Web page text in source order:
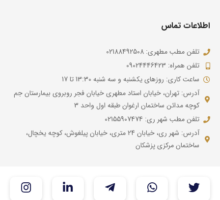
اطلاعات تماس
تلفن مطب مطهری: 02188492508
تلفن همراه: 09024446423
ساعت کاری: روزهای یکشنبه و سه شنبه 13:30 تا 17
آدرس: تهران، خیابان استاد مطهری خیابان فجر روبروی بیمارستان جم
کوچه مدائن ساختمان ارغوان طبقه اول واحد 3
تلفن مطب شهر ری: 02155907474
آدرس: شهر ری، خیابان 24 متری، خیابان پیلغوش، کوچه یخچال،
ساختمان مرکزی پزشکان